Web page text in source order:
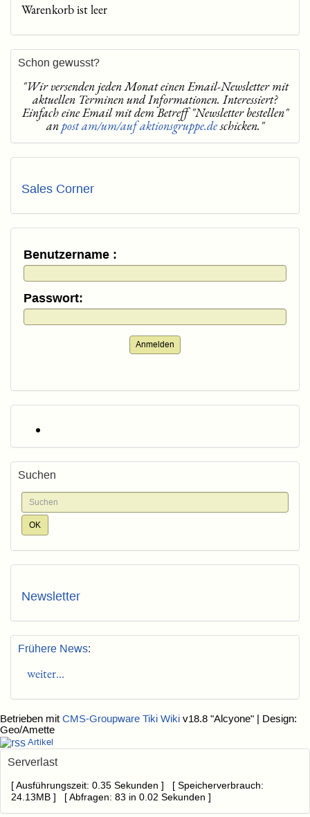
Warenkorb ist leer
Schon gewusst?
"Wir versenden jeden Monat einen Email-Newsletter mit
aktuellen Terminen und Informationen. Interessiert?
Einfach eine Email mit dem Betreff "Newsletter bestellen"
anpost am/um/auf aktionsgruppe.deschicken."
Sales Corner
Benutzername :
Passwort:
Anmelden
Suchen
Newsletter
Frühere News:
weiter...
Betrieben mit CMS-Groupware Tiki Wiki v18.8 "Alcyone" | Design:
Geo/Amette
Artikel
Serverlast
[ Ausführungszeit: 0.35 Sekunden ] [ Speicherverbrauch:
24.13MB ] [ Abfragen: 83 in 0.02 Sekunden ]